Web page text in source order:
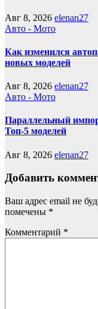
Авг 8, 2026 elenan27
Авто - Мото
Как изменился
новых моделей
Авг 8, 2026 elenan27
Авто - Мото
Параллельный
Топ-5 моделей
Авг 8, 2026 elenan27
Добавить
Ваш адрес email не
помечены *
Комментарий *